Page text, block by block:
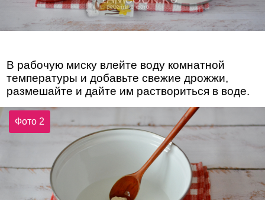
В рабочую миску влейте воду комнатной
температуры и добавьте свежие дрожжи,
размешайте и дайте им раствориться в воде.
Фото 2